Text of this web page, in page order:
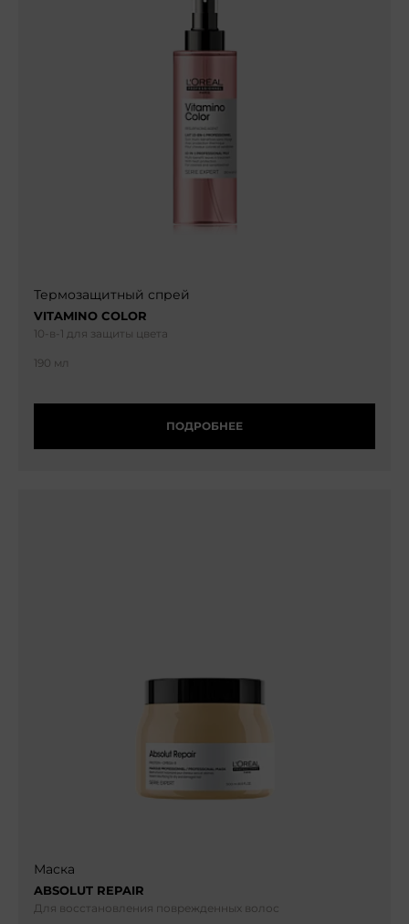
Термозащитный спрей
VITAMINO COLOR
10-в-1 для защиты цвета
190 мл
ПОДРОБНЕЕ
Маска
ABSOLUT REPAIR
Для восстановления поврежденных волос